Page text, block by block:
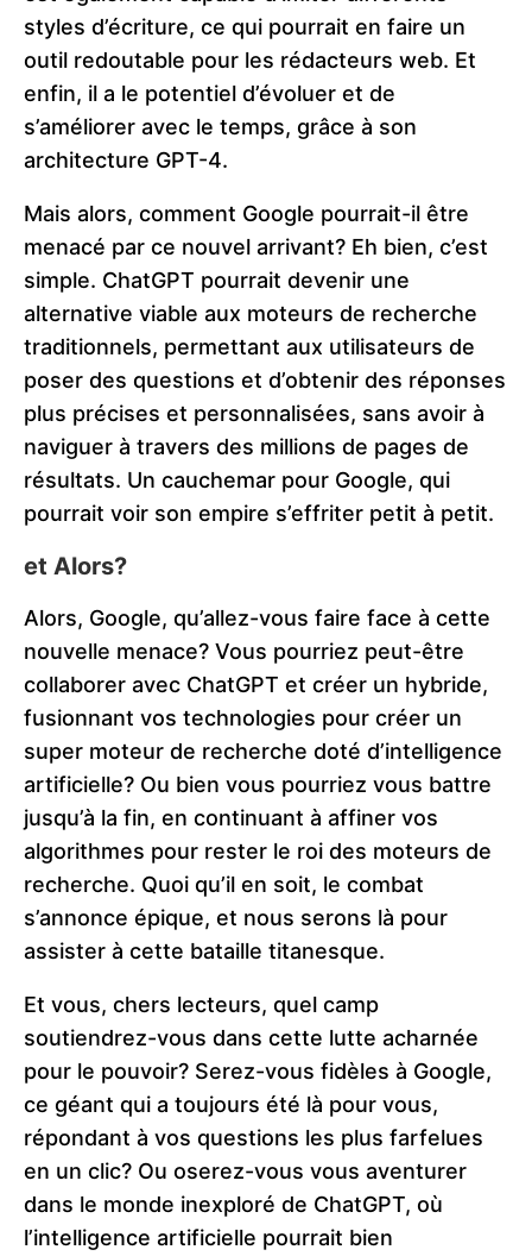
styles d’écriture, ce qui pourrait en faire un
outil redoutable pour les rédacteurs web. Et
enfin, il a le potentiel d’évoluer et de
s’améliorer avec le temps, grâce à son
architecture GPT-4.
Mais alors, comment Google pourrait-il être
menacé par ce nouvel arrivant? Eh bien, c’est
simple. ChatGPT pourrait devenir une
alternative viable aux moteurs de recherche
traditionnels, permettant aux utilisateurs de
poser des questions et d’obtenir des réponses
plus précises et personnalisées, sans avoir à
naviguer à travers des millions de pages de
résultats. Un cauchemar pour Google, qui
pourrait voir son empire s’effriter petit à petit.
et Alors?
Alors, Google, qu’allez-vous faire face à cette
nouvelle menace? Vous pourriez peut-être
collaborer avec ChatGPT et créer un hybride,
fusionnant vos technologies pour créer un
super moteur de recherche doté d’intelligence
artificielle? Ou bien vous pourriez vous battre
jusqu’à la fin, en continuant à affiner vos
algorithmes pour rester le roi des moteurs de
recherche. Quoi qu’il en soit, le combat
s’annonce épique, et nous serons là pour
assister à cette bataille titanesque.
Et vous, chers lecteurs, quel camp
soutiendrez-vous dans cette lutte acharnée
pour le pouvoir? Serez-vous fidèles à Google,
ce géant qui a toujours été là pour vous,
répondant à vos questions les plus farfelues
en un clic? Ou oserez-vous vous aventurer
dans le monde inexploré de ChatGPT, où
l’intelligence artificielle pourrait bien